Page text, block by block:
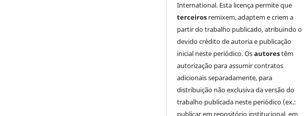
International. Esta licença permite que
terceiros remixem, adaptem e criem a
partir do trabalho publicado, atribuindo o
devido crédito de autoria e publicação
inicial neste periódico. Osautorestêm
autorização para assumir contratos
adicionais separadamente, para
distribuição não exclusiva da versão do
trabalho publicada neste periódico (ex.:
publicar em repositório institucional, em